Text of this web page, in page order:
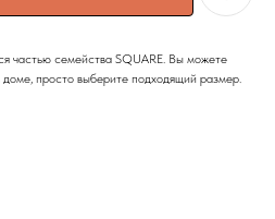
частью семейства SQUARE. Вы можете
доме, просто выберите подходящий размер.